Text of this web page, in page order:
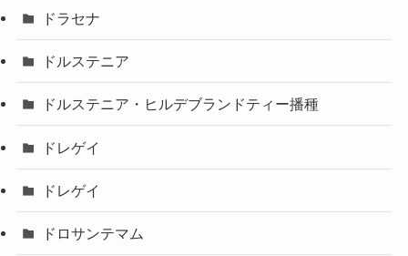
ドラセナ
ドルステニア
ドルステニア・ヒルデブランドティー播種
ドレゲイ
ドレゲイ
ドロサンテマム